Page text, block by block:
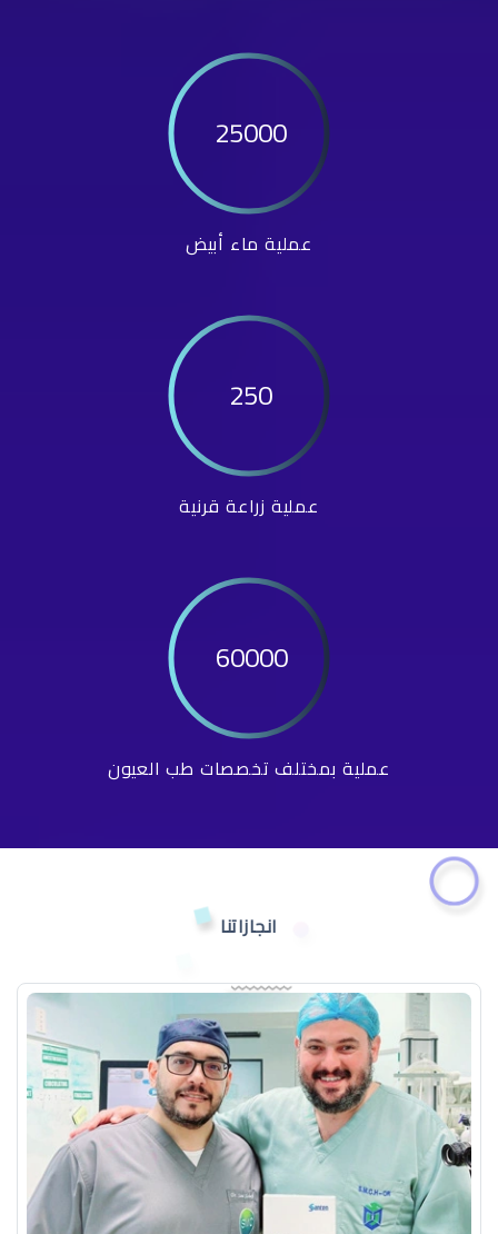
25000
عملية ماء أبيض
250
عملية زراعة قرنية
60000
عملية بمختلف تخصصات طب العيون
انجازاتنا